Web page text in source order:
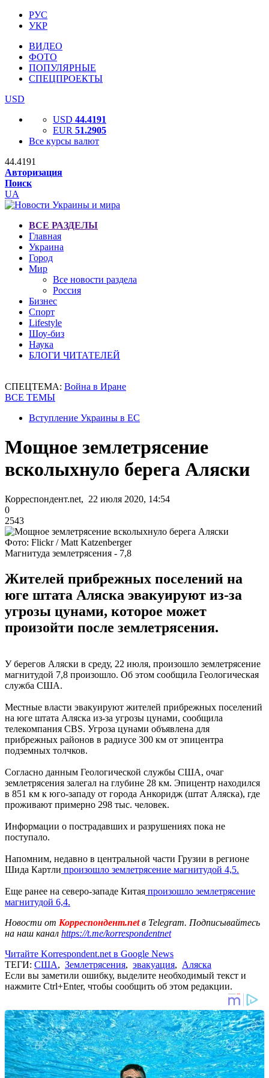
РУС
УКР
ВИДЕО
ФОТО
ПОПУЛЯРНЫЕ
СПЕЦПРОЕКТЫ
USD
USD 44.4191
EUR 51.2905
Все курсы валют
44.4191
Авторизация
Поиск
UA
ВСЕ РАЗДЕЛЫ
Главная
Украина
Город
Мир
Все новости раздела
Россия
Бизнес
Спорт
Lifestyle
Шоу-биз
Наука
БЛОГИ ЧИТАТЕЛЕЙ
СПЕЦТЕМА: Война в Иране
ВСЕ ТЕМЫ
Вступление Украины в ЕС
Мощное землетрясение
всколыхнуло берега Аляски
Корреспондент.net, 22 июля 2020, 14:54
0
2543
Фото: Flickr / Matt Katzenberger
Магнитуда землетрясения - 7,8
Жителей прибрежных поселений на
юге штата Аляска эвакуируют из-за
угрозы цунами, которое может
произойти после землетрясения.
У берегов Аляски в среду, 22 июля, произошло землетрясение
магнитудой 7,8 произошло. Об этом сообщила Геологическая
служба США.
Местные власти эвакуируют жителей прибрежных поселений
на юге штата Аляска из-за угрозы цунами, сообщила
телекомпания CBS. Угроза цунами объявлена для
прибрежных районов в радиусе 300 км от эпицентра
подземных толчков.
Согласно данным Геологической службы США, очаг
землетрясения залегал на глубине 28 км. Эпицентр находился
в 851 км к юго-западу от города Анкоридж (штат Аляска), где
проживают примерно 298 тыс. человек.
Информации о пострадавших и разрушениях пока не
поступало.
Напомним, недавно в центральной части Грузии в регионе
Шида Картли произошло землетрясение магнитудой 4,5.
Еще ранее на северо-западе Китая произошло землетрясение
магнитудой 6,4.
Новости от Корреспондент.netв Telegram. Подписывайтесь
на наш канал https://t.me/korrespondentnet
Читайте Korrespondent.net в Google News
ТЕГИ: США, Землетрясения, эвакуация, Аляска
Если вы заметили ошибку, выделите необходимый текст и
нажмите Ctrl+Enter, чтобы сообщить об этом редакции.